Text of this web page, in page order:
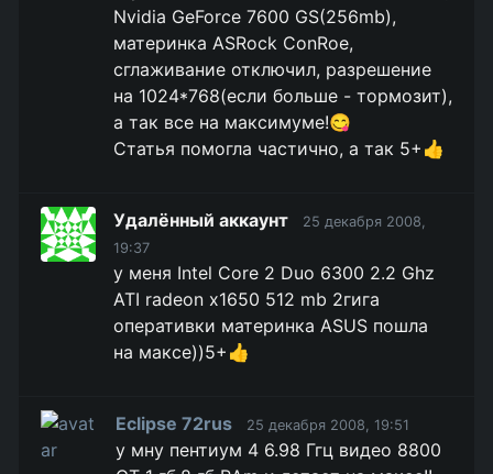
Nvidia GeForce 7600 GS(256mb),
материнка ASRock ConRoe,
сглаживание отключил, разрешение
на 1024*768(если больше - тормозит),
а так все на максимуме!😋
Статья помогла частично, а так 5+👍
Удалённый аккаунт
25 декабря 2008,
19:37
у меня Intel Core 2 Duo 6300 2.2 Ghz
ATI radeon x1650 512 mb 2гига
оперативки материнка ASUS пошла
на максе))5+👍
Eclipse 72rus 25 декабря 2008, 19:51
у мну пентиум 4 6.98 Ггц видео 8800